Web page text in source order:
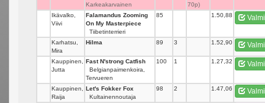
Karkeakarvainen
70p)
Ikävalko,
Viivi
Falamandus Zooming
On My Masterpiece
Tiibetinterrieri
85 1.50,88
Karhatsu,
Mira
Hilma 89 3 1.52,90
Kauppinen,
Jutta
Fast N'strong Catfish
Belgianpaimenkoira,
Tervueren
100 1 1.27,32
Kauppinen,
Raija
Let's Fokker Fox
Kultainennoutaja
98 2 1.47,06